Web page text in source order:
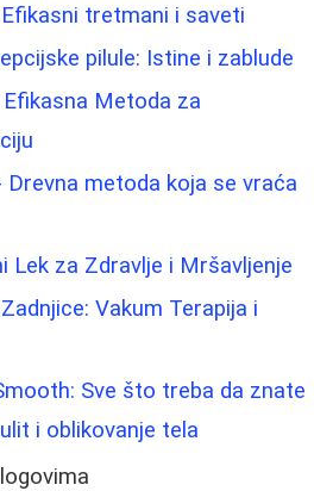
tretmani i saveti
pilule: Istine i zablude
Metoda za
Drevna metoda koja se vraća
Lek za Zdravlje i Mršavljenje
Vakum Terapija i
Sve što treba da znate
i oblikovanje tela